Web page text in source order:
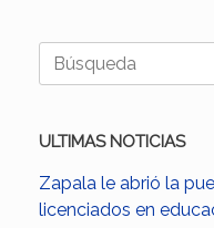
Buscar:
ULTIMAS NOTICIAS
Zapala le abrió la
licenciados en